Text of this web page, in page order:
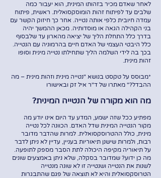
לאחר שאדם מכיר בזהותו המינית, הוא יעבור כמה
שלבים עד לפיתוח זהות הומוסקסואלית. ראשית, פיתוח
עמדה חיובית כלפי אותה נטייה. אחר כך חיזוק הקשר עם
בני הקהילה הגאה או מוסדותיה. מכאן ההמשך יהיה
בדרך כלל התחלת הליך של יציאה מהארון עד שלבסוף
כלל היבטי העצמי של האדם חיים בהרמוניה עם הנטייה.
בכך בה לידי השלמה הליך שתחילתו נטייה מינית וסופו
זהות מינית.
*מבוסס על טקסט בנושא "נטייה מינית וזהות מינית – מה
ההבדל?" מאתרו של ד"ר איל זק ובאישורו
מה הוא מקורה של הנטייה המינית?
מפתיע ככל שזה ישמע, המדע עד היום אינו יודע מה
מקור הנטייה המינית שדל האדם. הכוונה לכל נטייה
מינית, כולל ההטרוסקסואלית. למרות שהדבר מדובר
רבות, ולמרות שישנן תיאוריות בעניין, עדיין לא ניתן לדבר
על תיאוריה מקיפה היכולה לתת הסבר מספק לתופעה.
מה כן ידוע? שמדובר בסקלה, שלא ניתן באמצעים שונים
לשנות את הנטייה ושנטייה זו לא שונה מנטייה
הטרוסקסואלית והיא לא תוצאה של פגם שהתבגרות